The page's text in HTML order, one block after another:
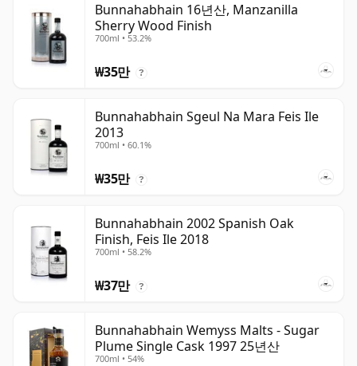
Bunnahabhain 16년산, Manzanilla
Sherry Wood Finish
700ml • 53.2%
₩35만 ?
Bunnahabhain Sgeul Na Mara Feis Ile
2013
700ml • 60.1%
₩35만 ?
Bunnahabhain 2002 Spanish Oak
Finish, Feis Ile 2018
700ml • 58.2%
₩37만 ?
Bunnahabhain Wemyss Malts - Sugar
Plume Single Cask 1997 25년산
700ml • 54%